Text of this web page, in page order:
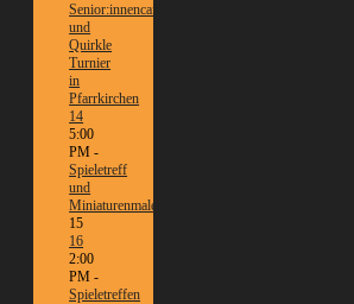
Senior:innencafé
und
Quirkle
Turnier
in
Pfarrkirchen
14
5:00
PM -
Spieletreff
und
Miniaturenmalen/Tabletop
15
16
2:00
PM -
Spieletreffen